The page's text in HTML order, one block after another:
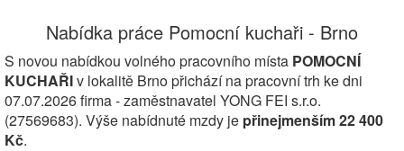
Nabídka práce Pomocní kuchaři - Brno
S novou nabídkou volného pracovního místa POMOCNÍ
KUCHAŘIv lokalitě Brno přichází na pracovní trh ke dni
07.07.2026 firma - zaměstnavatel YONG FEI s.r.o.
(27569683). Výše nabídnuté mzdy je přinejmenším 22 400
Kč.